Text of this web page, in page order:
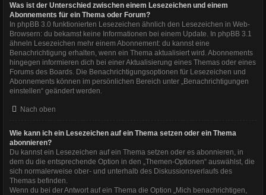
Was ist der Unterschied zwischen einem Lesezeichen und einem
Abonnements für ein Thema oder Forum?
In phpBB 3.0 funktionierten Lesezeichen ähnlich den Lesezeichen in Web-
Browsern: du bekamst keine Informationen bei einem Update. In phpBB 3.1
ähneln Lesezeichen mehr einem Abonnement: du kannst eine
Benachrichtigung erhalten, wenn ein Thema aktualisiert wird. Abonnements
hingegen informieren dich bei einer Aktualisierung eines Themas oder eines
Forums des Boards. Die Benachrichtigungsoptionen für Lesezeichen und
Abonnements können im persönlichen Bereich unter „Benachrichtigungen
einstellen“ geändert werden.
Nach oben
Wie kann ich ein Lesezeichen auf ein Thema setzen oder ein Thema
abonnieren?
Du kannst ein Lesezeichen auf ein Thema setzen oder es abonnieren, in
dem du die entsprechende Option in den „Themen-Optionen“ auswählst, die
sich normalerweise ober- und unterhalb des Diskussionsverlaufs des
Themas befinden.
Wenn du bei der Antwort auf ein Thema die Option „Mich benachrichtigen,